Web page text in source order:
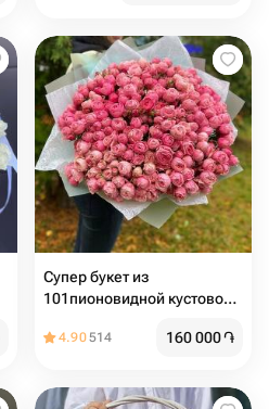
Супер букет из
101пионовидной кустовой
4.90514 160 000֏